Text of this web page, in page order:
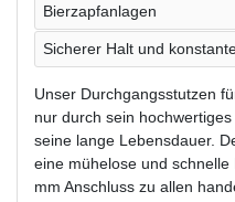
Bierzapfanlagen
Sicherer Halt und
Unser Durchgangsstutzen
nur durch sein
seine lange Lebensdauer.
eine mühelose und
mm Anschluss zu allen